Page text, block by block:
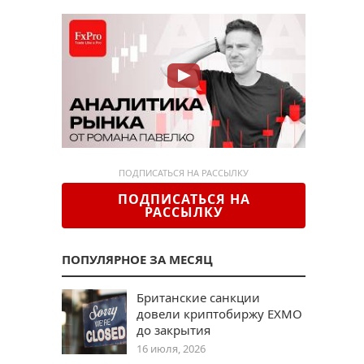
ПОДПИСАТЬСЯ НА РАССЫЛКУ
ПОДПИСАТЬСЯ НА
РАССЫЛКУ
ПОПУЛЯРНОЕ ЗА МЕСЯЦ
Британские санкции
довели криптобиржу EXMO
до закрытия
16 июля, 2026